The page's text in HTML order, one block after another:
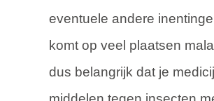
eventuele andere
komt op veel plaatsen
dus belangrijk dat je